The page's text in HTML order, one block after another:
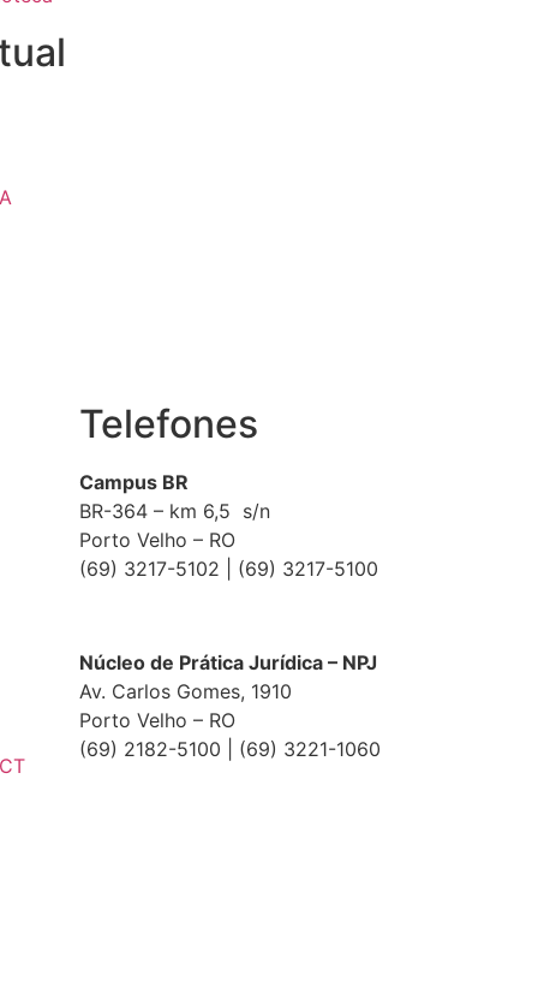
Telefones
Campus BR
BR-364 – km 6,5 s/n
Porto Velho – RO
(69) 3217-5102 | (69) 3217-5100
Núcleo de Prática Jurídica – NPJ
Av. Carlos Gomes, 1910
Porto Velho – RO
(69) 2182-5100 | (69) 3221-1060